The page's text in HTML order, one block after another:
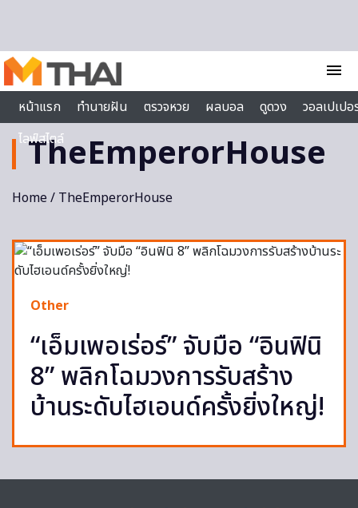
menu
หน้าแรก
ทำนายฝัน ตรวจหวย ผลบอล ดูดวง
วอลเปเป
ไลฟ์สไตล์
TheEmperorHouse
Home/ TheEmperorHouse
Other
“เอ็มเพอเร่อร์” จับมือ “อินฟินิ
8” พลิกโฉมวงการรับสร้าง
บ้านระดับไฮเอนด์ครั้งยิ่งใหญ่!